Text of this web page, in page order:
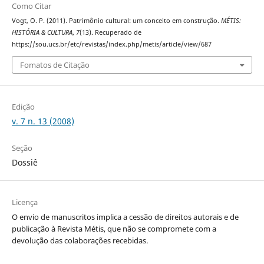
Como Citar
Vogt, O. P. (2011). Patrimônio cultural: um conceito em construção. MÉTIS:
HISTÓRIA & CULTURA, 7(13). Recuperado de
https://sou.ucs.br/etc/revistas/index.php/metis/article/view/687
Fomatos de Citação
Edição
v. 7 n. 13 (2008)
Seção
Dossiê
Licença
O envio de manuscritos implica a cessão de direitos autorais e de
publicação à Revista Métis, que não se compromete com a
devolução das colaborações recebidas.